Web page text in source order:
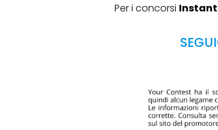
Per i concorsi Instant